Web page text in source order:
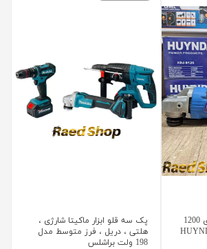
سنگ فرز متوسط هیوندای 1200
پک سه قلو ابزار ماکیتا شارژی ،
هلتی ، دریل ، فرز متوسط مدل
198 ولت براشلس